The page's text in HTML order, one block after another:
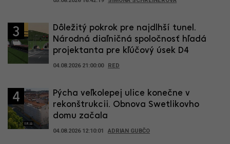
3
Dôležitý pokrok pre najdlhší tunel.
Národná diaľničná spoločnosť hľadá
projektanta pre kľúčový úsek D4
04.08.2026 21:00:00 RED
4
Pýcha veľkolepej ulice konečne v
rekonštrukcii. Obnova Swetlikovho
domu začala
04.08.2026 12:10:01 ADRIAN GUBČO